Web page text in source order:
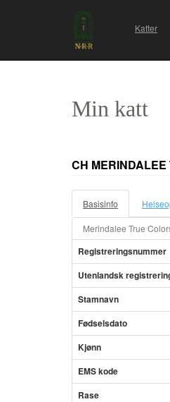
Katter
Min katt
CH
Basisinfo
Merindalee True
Registreringsnummer
Utenlandsk
Stamnavn
Fødselsdato
Kjønn
EMS kode
Rase